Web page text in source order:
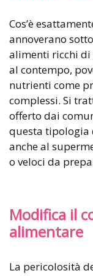
Cos’è
annoverano
alimenti ricchi di
al contempo,
nutrienti come
complessi. Si
offerto dai
questa tipologia
anche al
o veloci da
Modifica il
alimentare
La pericolosità